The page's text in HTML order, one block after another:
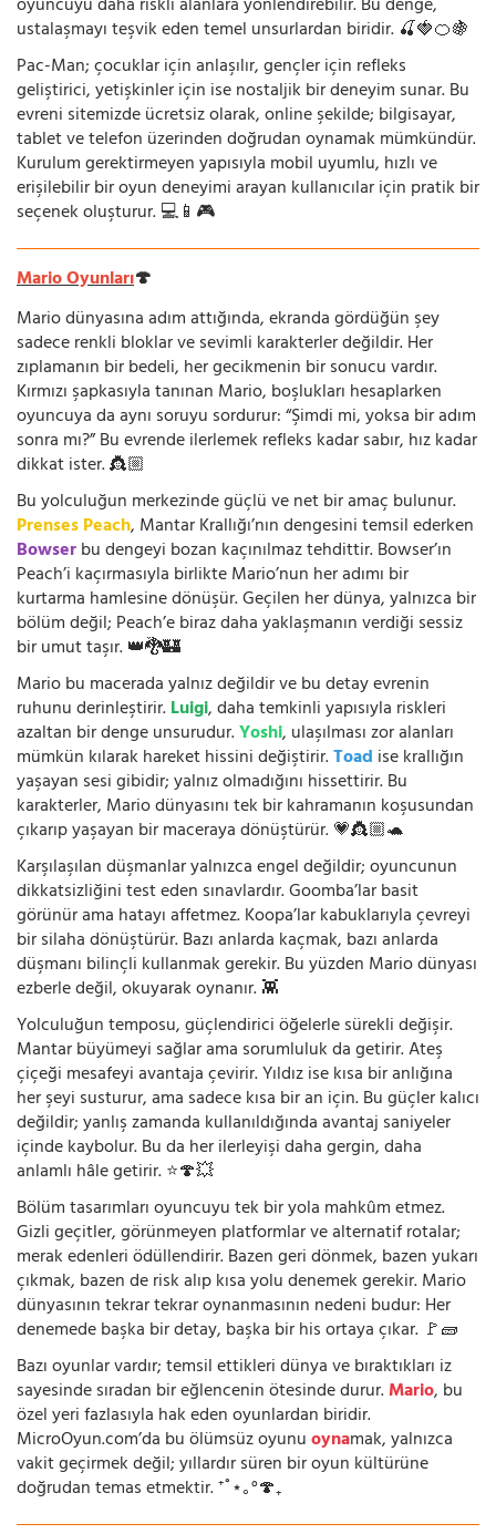
ustalaşmayı teşvik eden temel unsurlardan biridir. 🍒🍓🍊🍇
Pac-Man; çocuklar için anlaşılır, gençler için refleks
geliştirici, yetişkinler için ise nostaljik bir deneyim sunar. Bu
evreni sitemizde ücretsiz olarak, online şekilde; bilgisayar,
tablet ve telefon üzerinden doğrudan oynamak mümkündür.
Kurulum gerektirmeyen yapısıyla mobil uyumlu, hızlı ve
erişilebilir bir oyun deneyimi arayan kullanıcılar için pratik bir
seçenek oluşturur. 💻📱🎮
Mario Oyunları🍄
Mario dünyasına adım attığında, ekranda gördüğün şey
sadece renkli bloklar ve sevimli karakterler değildir. Her
zıplamanın bir bedeli, her gecikmenin bir sonucu vardır.
Kırmızı şapkasıyla tanınan Mario, boşlukları hesaplarken
oyuncuya da aynı soruyu sordurur: “Şimdi mi, yoksa bir adım
sonra mı?” Bu evrende ilerlemek refleks kadar sabır, hız kadar
dikkat ister. 👸🏼
Bu yolculuğun merkezinde güçlü ve net bir amaç bulunur.
Prenses Peach, Mantar Krallığı’nın dengesini temsil ederken
Bowserbu dengeyi bozan kaçınılmaz tehdittir. Bowser’ın
Peach’i kaçırmasıyla birlikte Mario’nun her adımı bir
kurtarma hamlesine dönüşür. Geçilen her dünya, yalnızca bir
bölüm değil; Peach’e biraz daha yaklaşmanın verdiği sessiz
bir umut taşır. 👑🐉🏰
Mario bu macerada yalnız değildir ve bu detay evrenin
ruhunu derinleştirir.Luigi, daha temkinli yapısıyla riskleri
azaltan bir denge unsurudur.Yoshi, ulaşılması zor alanları
mümkün kılarak hareket hissini değiştirir.Toad ise krallığın
yaşayan sesi gibidir; yalnız olmadığını hissettirir. Bu
karakterler, Mario dünyasını tek bir kahramanın koşusundan
çıkarıp yaşayan bir maceraya dönüştürür. 💗👸🏼🐢
Karşılaşılan düşmanlar yalnızca engel değildir; oyuncunun
dikkatsizliğini test eden sınavlardır. Goomba’lar basit
görünür ama hatayı affetmez. Koopa’lar kabuklarıyla çevreyi
bir silaha dönüştürür. Bazı anlarda kaçmak, bazı anlarda
düşmanı bilinçli kullanmak gerekir. Bu yüzden Mario dünyası
ezberle değil, okuyarak oynanır. 👾
Yolculuğun temposu, güçlendirici öğelerle sürekli değişir.
Mantar büyümeyi sağlar ama sorumluluk da getirir. Ateş
çiçeği mesafeyi avantaja çevirir. Yıldız ise kısa bir anlığına
her şeyi susturur, ama sadece kısa bir an için. Bu güçler kalıcı
değildir; yanlış zamanda kullanıldığında avantaj saniyeler
içinde kaybolur. Bu da her ilerleyişi daha gergin, daha
anlamlı hâle getirir. ⭐🍄💥
Bölüm tasarımları oyuncuyu tek bir yola mahkûm etmez.
Gizli geçitler, görünmeyen platformlar ve alternatif rotalar;
merak edenleri ödüllendirir. Bazen geri dönmek, bazen yukarı
çıkmak, bazen de risk alıp kısa yolu denemek gerekir. Mario
dünyasının tekrar tekrar oynanmasının nedeni budur: Her
denemede başka bir detay, başka bir his ortaya çıkar. 🚩🧱
Bazı oyunlar vardır; temsil ettikleri dünya ve bıraktıkları iz
sayesinde sıradan bir eğlencenin ötesinde durur.Mario, bu
özel yeri fazlasıyla hak eden oyunlardan biridir.
MicroOyun.com’da bu ölümsüz oyunuoynamak, yalnızca
vakit geçirmek değil; yıllardır süren bir oyun kültürüne
doğrudan temas etmektir. ⁺˚⋆｡°🍄₊